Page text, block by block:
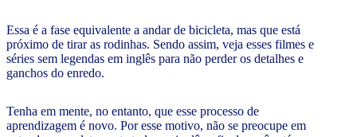
Essa é a fase equivalente a andar de bicicleta, mas que está
próximo de tirar as rodinhas. Sendo assim, veja esses filmes e
séries sem legendas em inglês para não perder os detalhes e
ganchos do enredo.
Tenha em mente, no entanto, que esse processo de
aprendizagem é novo. Por esse motivo, não se preocupe em